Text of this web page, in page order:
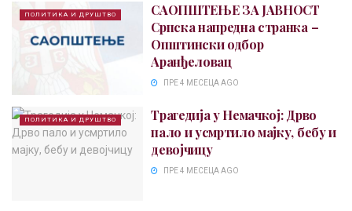
ПОЛИТИКА И ДРУШТВО
САОПШТЕЊЕ ЗА ЈАВНОСТ
Српска напредна странка –
Општински одбор
Аранђеловац
ПРЕ 4 МЕСЕЦА AGO
ПОЛИТИКА И ДРУШТВО
Трагедија у Немачкој: Дрво
пало и усмртило мајку, бебу и
девојчицу
ПРЕ 4 МЕСЕЦА AGO